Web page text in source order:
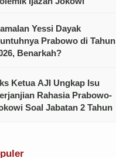
Yessi Dayak
Prabowo di Tahun
Benarkah?
Ketua AJI Ungkap Isu
Rahasia Prabowo-
Soal Jabatan 2 Tahun